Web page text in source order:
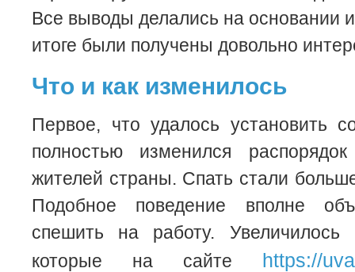
Все выводы делались на основании
итоге были получены довольно
Что и как изменилось
Первое, что удалось установить
полностью изменился
жителей страны. Спать стали
Подобное поведение вполне
спешить на работу. Увеличилось
которые на сайте
https://